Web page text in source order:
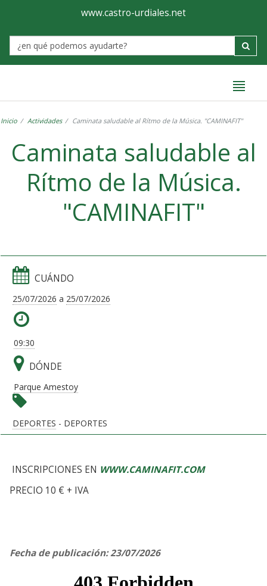
Ayuntamiento
de
Castro-
www.castro-urdiales.net
Label
Inicio Actividades Caminata saludable al Rítmo de la Música. "CAMINAFIT"
Caminata saludable al
Rítmo de la Música.
"CAMINAFIT"
CUÁNDO
25/07/2026 a 25/07/2026
09:30
DÓNDE
Parque Amestoy
DEPORTES - DEPORTES
INSCRIPCIONES EN WWW.CAMINAFIT.COM
PRECIO 10 € + IVA
Fecha de publicación: 23/07/2026